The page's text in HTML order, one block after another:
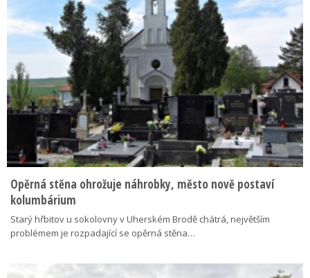
Opěrná stěna ohrožuje náhrobky, město nově postaví
kolumbárium
Starý hřbitov u sokolovny v Uherském Brodě chátrá, největším
problémem je rozpadající se opěrná stěna…